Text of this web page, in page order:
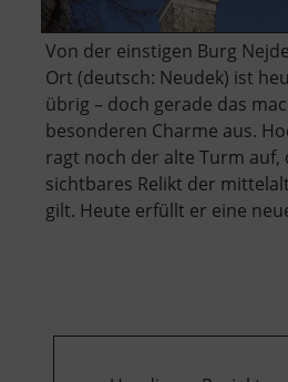
Von der einstigen Burg
Ort (deutsch: Neudek) ist
übrig – doch gerade das
besonderen Charme aus.
ragt noch der alte Turm auf,
sichtbares Relikt der
gilt. Heute erfüllt er eine